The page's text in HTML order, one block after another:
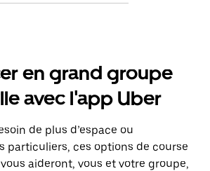
en grand groupe
avec l'app Uber
de plus d’espace ou
particuliers, ces options de course
aideront, vous et votre groupe,